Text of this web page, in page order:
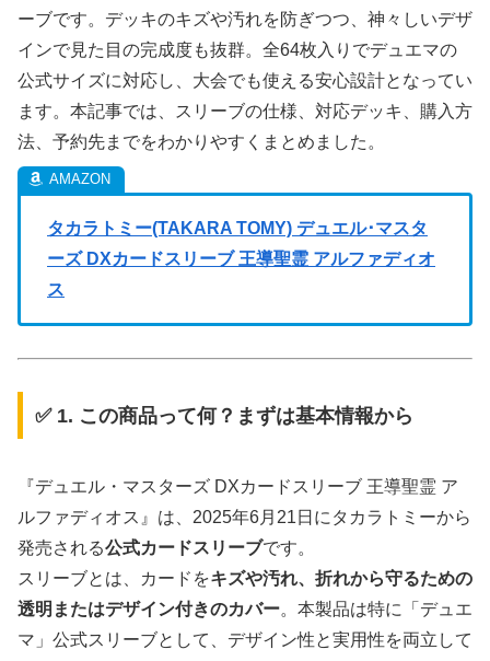
ーブです。デッキのキズや汚れを防ぎつつ、神々しいデザ
インで見た目の完成度も抜群。全64枚入りでデュエマの
公式サイズに対応し、大会でも使える安心設計となってい
ます。本記事では、スリーブの仕様、対応デッキ、購入方
法、予約先までをわかりやすくまとめました。
タカラトミー(TAKARA TOMY) デュエル･マスタ
ーズ DXカードスリーブ 王導聖霊 アルファディオ
ス
✅ 1. この商品って何？まずは基本情報から
『デュエル・マスターズ DXカードスリーブ 王導聖霊 ア
ルファディオス』は、2025年6月21日にタカラトミーから
発売される公式カードスリーブです。
スリーブとは、カードをキズや汚れ、折れから守るための
透明またはデザイン付きのカバー。本製品は特に「デュエ
マ」公式スリーブとして、デザイン性と実用性を両立して